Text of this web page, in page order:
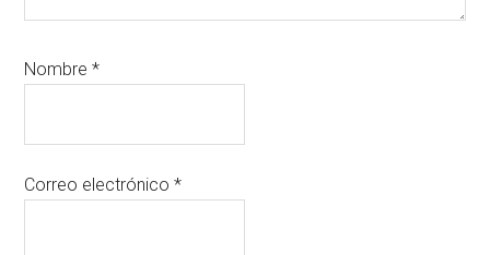
Nombre*
Correo electrónico*